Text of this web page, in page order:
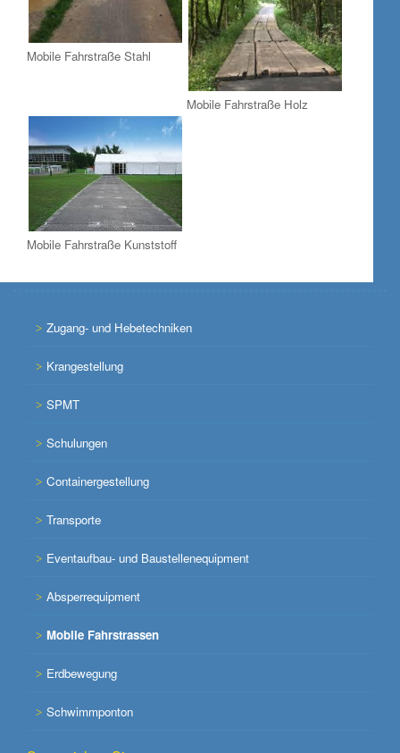
Mobile Fahrstraße Stahl
Mobile Fahrstraße Holz
Mobile Fahrstraße Kunststoff
Zugang- und Hebetechniken
Krangestellung
SPMT
Schulungen
Containergestellung
Transporte
Eventaufbau- und Baustellenequipment
Absperrequipment
Mobile Fahrstrassen
Erdbewegung
Schwimmponton